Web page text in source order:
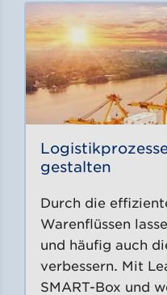
gestalten
Durch die
Warenflüssen
und häufig auch
verbessern. Mit
SMART-Box und